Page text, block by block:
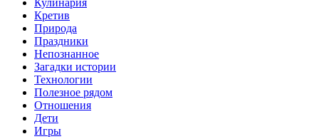
Кулинария
Кретив
Природа
Праздники
Непознанное
Загадки истории
Технологии
Полезное рядом
Отношения
Дети
Игры